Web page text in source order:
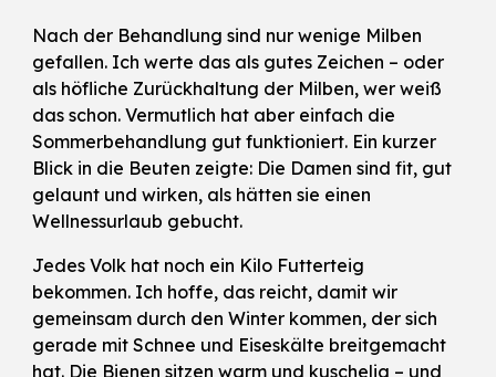
Nach der Behandlung sind nur wenige Milben
gefallen. Ich werte das als gutes Zeichen – oder
als höfliche Zurückhaltung der Milben, wer weiß
das schon. Vermutlich hat aber einfach die
Sommerbehandlung gut funktioniert. Ein kurzer
Blick in die Beuten zeigte: Die Damen sind fit, gut
gelaunt und wirken, als hätten sie einen
Wellnessurlaub gebucht.
Jedes Volk hat noch ein Kilo Futterteig
bekommen. Ich hoffe, das reicht, damit wir
gemeinsam durch den Winter kommen, der sich
gerade mit Schnee und Eiseskälte breitgemacht
hat. Die Bienen sitzen warm und kuschelig – und